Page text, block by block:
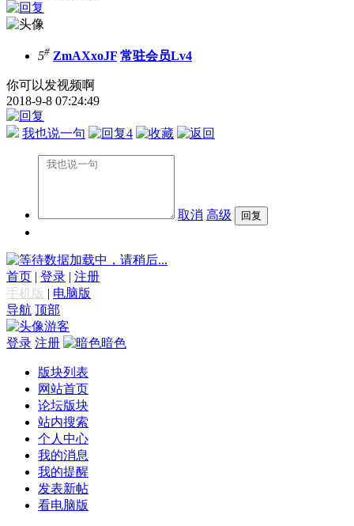
5# ZmAXxoJF 常驻会员Lv4
你可以发视频啊
2018-9-8 07:24:49
我也说一句 4
取消 高级
数据加载中，请稍后...
首页 | 登录 | 注册
手机版 | 电脑版
导航 顶部
游客
登录 注册 暗色
版块列表
网站首页
论坛版块
站内搜索
个人中心
我的消息
我的提醒
发表新帖
看电脑版